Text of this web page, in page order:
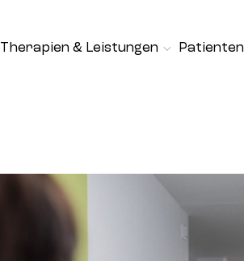
Therapien & Leistungen Patienten